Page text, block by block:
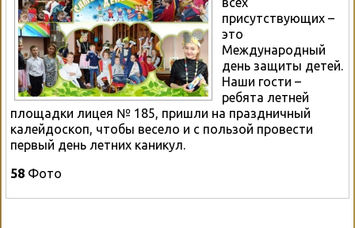
присутствующих –
это
Международный
день защиты детей.
Наши гости –
ребята летней
площадки лицея № 185, пришли на праздничный
калейдоскоп, чтобы весело и с пользой провести
первый день летних каникул.
58 Фото